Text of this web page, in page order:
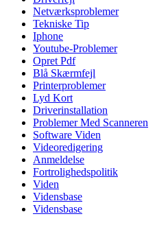
Netværksproblemer
Tekniske Tip
Iphone
Youtube-Problemer
Opret Pdf
Blå Skærmfejl
Printerproblemer
Lyd Kort
Driverinstallation
Problemer Med Scanneren
Software Viden
Videoredigering
Anmeldelse
Fortrolighedspolitik
Viden
Vidensbase
Vidensbase